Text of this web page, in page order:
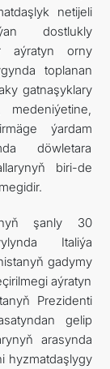
netijeli
dostlukly
aýratyn orny
toplanan
gatnaşyklary
ýardam
döwletara
biri-de
şanly 30
Italiýa
gadymy
aýratyn
Prezidenti
gelip
arasynda
hyzmatdaşlygy